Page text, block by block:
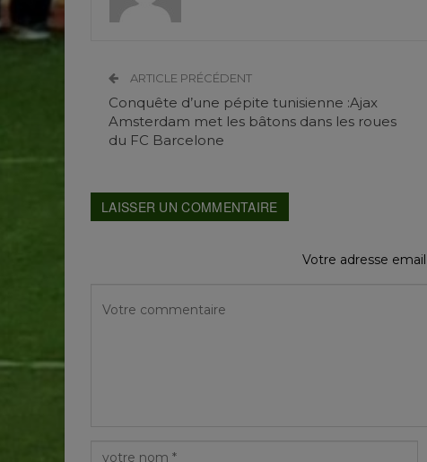
ARTICLE PRÉCÉDENT
Conquête d’une pépite tunisienne :Ajax
Amsterdam met les bâtons dans les roues
du FC Barcelone
LAISSER UN COMMENTAIRE
Votre adresse